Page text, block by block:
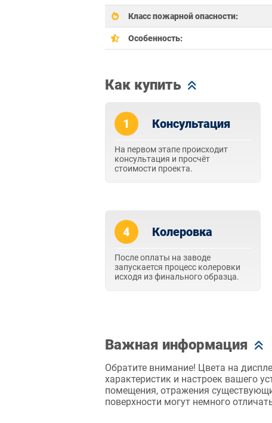
Класс пожарной опасности:
Особенность:
Как купить
1 Консультация
На первом этапе происходит
консультация и просчёт
стоимости проекта.
4 Колеровка
После оплаты на заводе
запускается процесс колеровки
исходя из финального образца.
Важная информация
Обратите внимание! Цвета на
характеристик и настроек вашего
помещения, отражения
поверхности могут немного